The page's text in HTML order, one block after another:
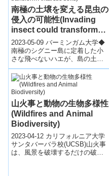
南極の土壌を変える昆虫の
侵入の可能性(Invading
insect could transform
Antarctic soils)
2023-05-09 バーミンガム大学◆
南極のシグニー島に定着した小
さな飛べないハエが、島の土壌
生態系に根本的な変化をもたら
していることが、英国バーミン
ガム大学...
山火事と動物の生物多様性
(Wildfires and Animal
Biodiversity)
2023-04-12 カリフォルニア大学
サンタバーバラ校(UCSB)山火事
は、風景を破壊するだけの破壊